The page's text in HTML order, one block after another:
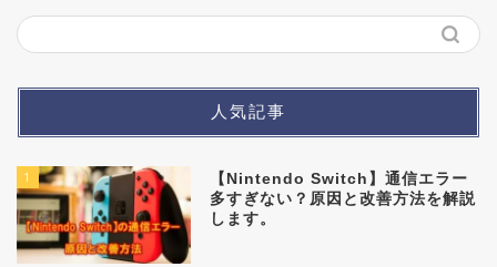
人気記事
1
【Nintendo Switch】通信エラー
多すぎない？原因と改善方法を解説
します。